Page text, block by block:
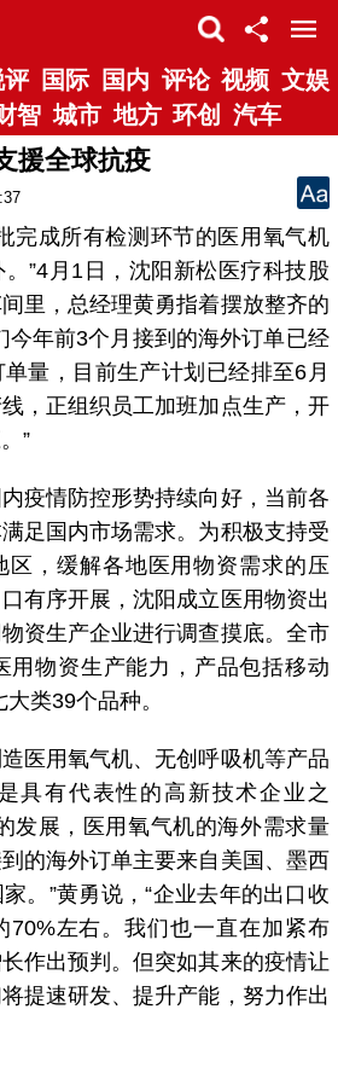
评 国际 国内 评论 视频 文娱
智 城市 地方 环创 汽车
援全球抗疫
成所有检测环节的医用氧气机
”4月1日，沈阳新松医疗科技股
里，总经理黄勇指着摆放整齐的
今年前3个月接到的海外订单已经
量，目前生产计划已经排至6月
，正组织员工加班加点生产，开
”
情防控形势持续向好，当前各
足国内市场需求。为积极支持受
区，缓解各地医用物资需求的压
有序开展，沈阳成立医用物资出
资生产企业进行调查摸底。全市
用物资生产能力，产品包括移动
类39个品种。
用氧气机、无创呼吸机等产品
具有代表性的高新技术企业之
发展，医用氧气机的海外需求量
的海外订单主要来自美国、墨西
。”黄勇说，“企业去年的出口收
70%左右。我们也一直在加紧布
作出预判。但突如其来的疫情让
提速研发、提升产能，努力作出